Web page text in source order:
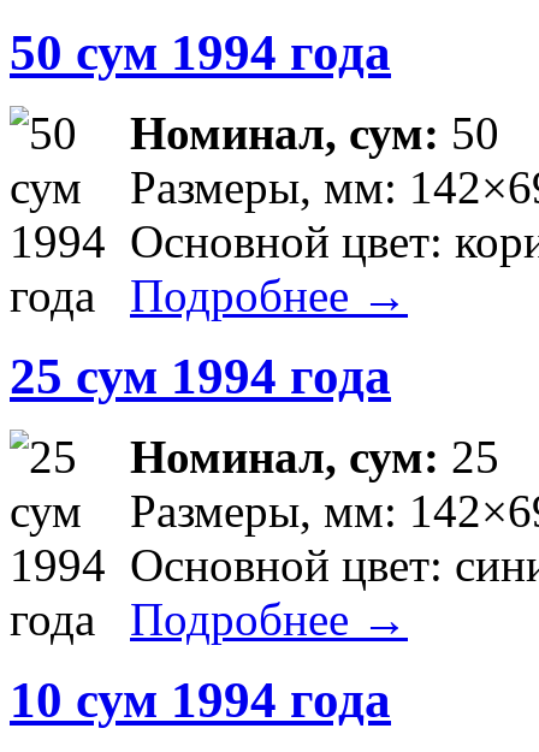
50 сум 1994 года
Номинал, сум: 50
Размеры, мм:
Основной цвет:
Подробнее →
25 сум 1994 года
Номинал, сум: 25
Размеры, мм:
Основной цвет:
Подробнее →
10 сум 1994 года